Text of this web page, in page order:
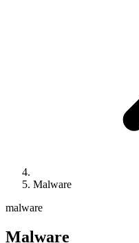
Malware
malware
Malware